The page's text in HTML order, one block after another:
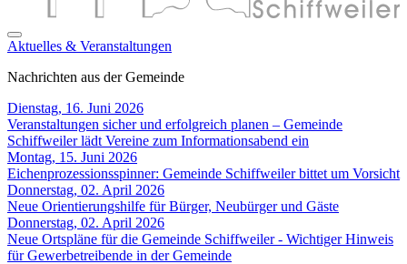
Aktuelles & Veranstaltungen
Nachrichten aus der Gemeinde
Dienstag, 16. Juni 2026
Veranstaltungen sicher und erfolgreich planen – Gemeinde
Schiffweiler lädt Vereine zum Informationsabend ein
Montag, 15. Juni 2026
Eichenprozessionsspinner: Gemeinde Schiffweiler bittet um Vorsicht
Donnerstag, 02. April 2026
Neue Orientierungshilfe für Bürger, Neubürger und Gäste
Donnerstag, 02. April 2026
Neue Ortspläne für die Gemeinde Schiffweiler - Wichtiger Hinweis
für Gewerbetreibende in der Gemeinde